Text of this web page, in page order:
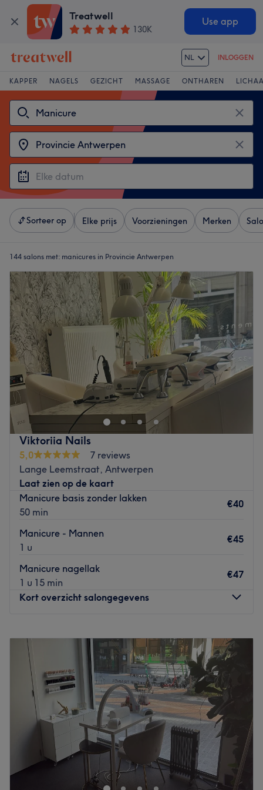
Treatwell
130K
Use app
NL INLOGGEN
KAPPER NAGELS GEZICHT MASSAGE ONTHAREN
Sorteer op Elke prijs Voorzieningen Merken
144 salons met: manicures in Provincie Antwerpen
Viktoriia Nails
5,0
7 reviews
Lange Leemstraat, Antwerpen
Laat zien op de kaart
Manicure basis zonder lakken
50 min
€40
Manicure - Mannen
1 u
€45
Manicure nagellak
1 u 15 min
€47
Kort overzicht salongegevens
Dinsdag
10:00– 19:00
Woensdag
10:00–19:00
Donderdag
10:00 –19:00
Vrijdag
10:00
19:00
Zaterdag
10:00–17:00
Zondag
10:00–16:00
Welkom bij Viktoriia Nails!
Met oog voor detail en gebruik van hoogwaardige
producten creëer ik verzorgde en elegante nagels die